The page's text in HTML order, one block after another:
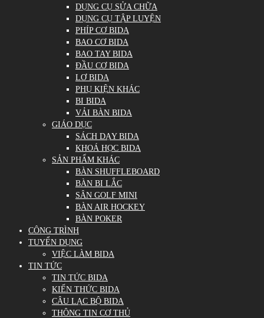
DỤNG CỤ SỬA CHỮA
DỤNG CỤ TẬP LUYỆN
PHÍP CƠ BIDA
BAO CƠ BIDA
BAO TAY BIDA
ĐẦU CƠ BIDA
LƠ BIDA
PHỤ KIỆN KHÁC
BI BIDA
VẢI BÀN BIDA
GIÁO DỤC
SÁCH DẠY BIDA
KHOÁ HỌC BIDA
SẢN PHẨM KHÁC
BÀN SHUFFLEBOARD
BÀN BI LẮC
SÂN GOLF MINI
BÀN AIR HOCKEY
BÀN POKER
CÔNG TRÌNH
TUYỂN DỤNG
VIỆC LÀM BIDA
TIN TỨC
TIN TỨC BIDA
KIẾN THỨC BIDA
CÂU LẠC BỘ BIDA
THÔNG TIN CƠ THỦ